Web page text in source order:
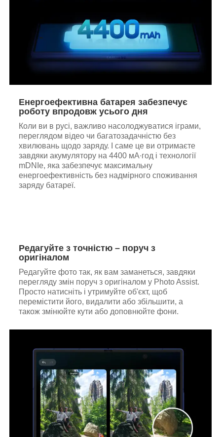
Енергоефективна батарея забезпечує
роботу впродовж усього дня
Коли ви в русі, важливо насолоджуватися іграми,
переглядом відео чи багатозадачністю без
хвилювань щодо заряду. І саме це ви отримаєте
завдяки акумулятору на 4400 мА∙год і технології
mDNIe, яка забезпечує максимальну
енергоефективність без надмірного споживання
заряду батареї.
Редагуйте з точністю – поруч з
оригіналом
Редагуйте фото так, як вам заманеться, завдяки
перегляду змін поруч з оригіналом у Photo Assist.
Просто натисніть і утримуйте об'єкт, щоб
перемістити його, видалити або збільшити, а
також змінюйте кути або доповнюйте фони.